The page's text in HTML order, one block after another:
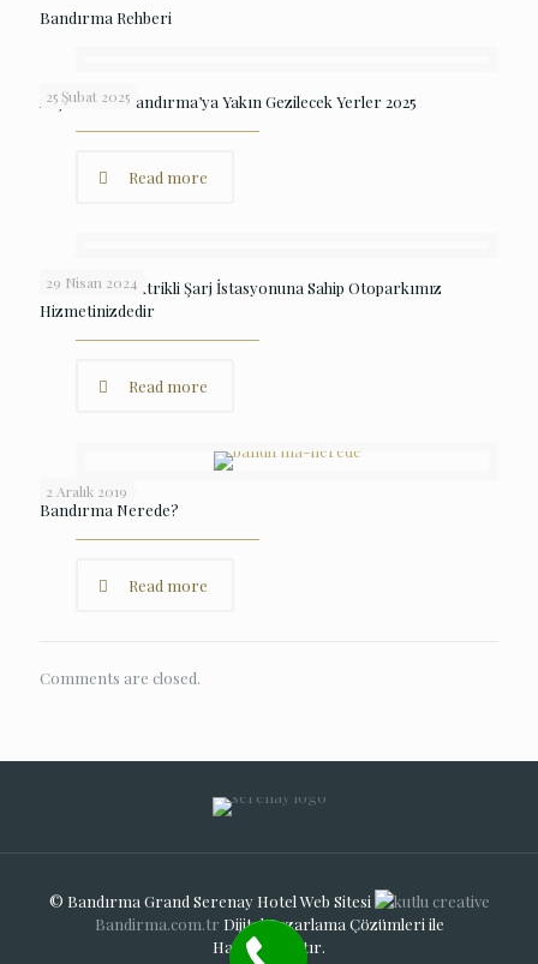
Bandırma Rehberi
25 Şubat 2025
Avşa Adası : Bandırma’ya Yakın Gezilecek Yerler 2025
Read more
29 Nisan 2024
Bandırma Elektrikli Şarj İstasyonuna Sahip Otoparkımız
Hizmetinizdedir
Read more
2 Aralık 2019
Bandırma Nerede?
Read more
Comments are closed.
© Bandırma Grand Serenay Hotel Web Sitesi
Bandirma.com.tr Dijital Pazarlama Çözümleri ile
Hazırlanmıştır.